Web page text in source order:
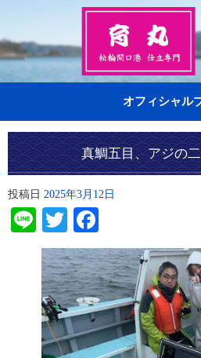
オフィシャル
真鯛五目、アジの
投稿日 2025年3月12日
LineTwitter